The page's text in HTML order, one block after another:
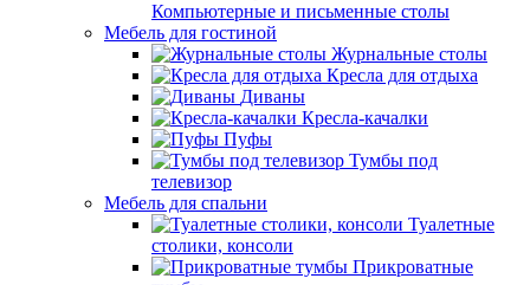
Компьютерные и письменные столы
Мебель для гостиной
Журнальные столы
Кресла для отдыха
Диваны
Кресла-качалки
Пуфы
Тумбы под
телевизор
Мебель для спальни
Туалетные
столики, консоли
Прикроватные